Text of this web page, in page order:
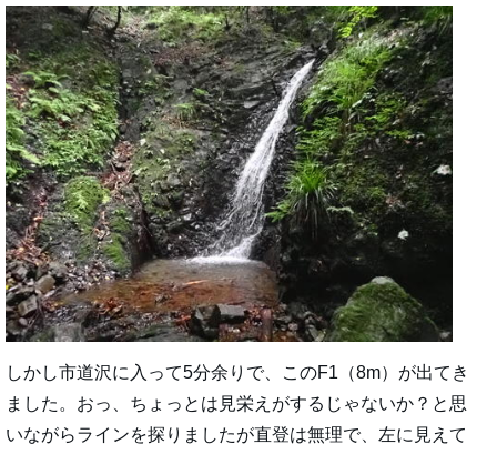
しかし市道沢に入って5分余りで、このF1（8m）が出てき
ました。おっ、ちょっとは見栄えがするじゃないか？と思
いながらラインを探りましたが直登は無理で、左に見えて